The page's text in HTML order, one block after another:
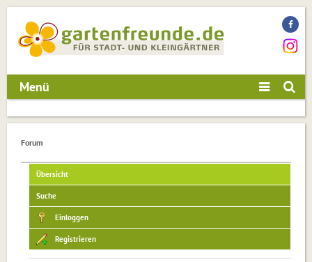
Menü
Forum
Übersicht
Suche
Einloggen
Registrieren